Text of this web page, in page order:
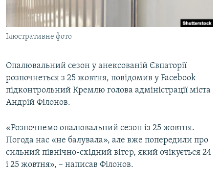
ВІДЕОУРОКИ «ELIFBE»
СВІДЧЕННЯ ОКУПАЦІЇ
УКРАЇНСЬКА ПРОБЛЕМА КРИМУ
Русский
Qırımtatar
Усі сайти RFE/RL
Ілюстративне фото
Опалювальний сезон у анексованій Євпаторії
розпочнеться з 25 жовтня, повідомив у Facebook
підконтрольний Кремлю голова адміністрації міста
Андрій Філонов.
«Розпочнемо опалювальний сезон із 25 жовтня.
Погода нас «не балувала», але вже попередили про
сильний північно-східний вітер, який очікується 24
і 25 жовтня», – написав Філонов.